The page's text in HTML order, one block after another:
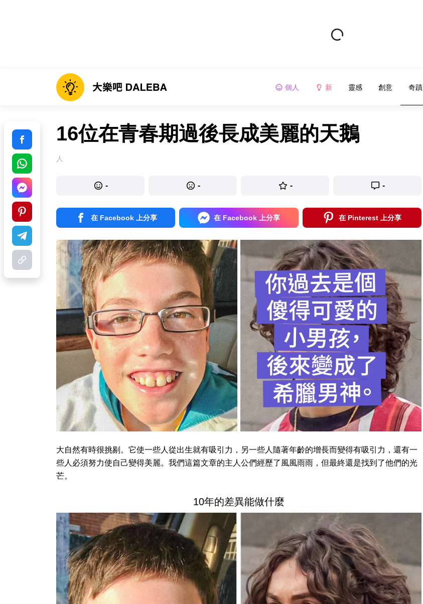
個人 新 靈感 創意 奇蹟
16位在青春期過後長成美麗的天鵝
人
- - - -
在 Facebook 上分享 在 Facebook 上分享 在 Pinterest 上分享
大自然有時很挑剔。它使一些人從出生就有吸引力，另一些人隨著年齡的增長而變得有吸引力，還有一
些人必須努力使自己變得美麗。我們這篇文章的主人公們經歷了風風雨雨，但最終還是找到了他們的光
芒。
10年的差異能做什麼